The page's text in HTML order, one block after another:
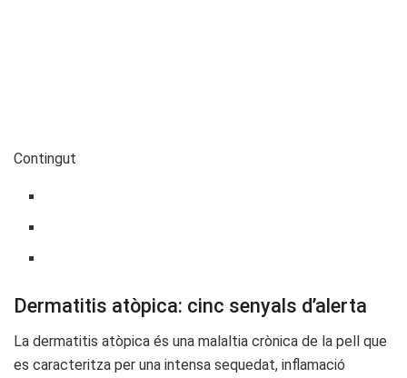
Contingut
Dermatitis atòpica: cinc senyals d’alerta
La dermatitis atòpica és una malaltia crònica de la pell que
es caracteritza per una intensa sequedat, inflamació